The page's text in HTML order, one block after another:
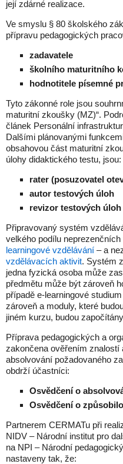
její zdárné realizace.
Ve smyslu § 80 školského
přípravu pedagogických
zadavatele
školního maturitního
hodnotitele písemné
Tyto zákonné role jsou
maturitní zkoušky (MZ)“.
článek Personální
Dalšími plánovanými
obsahovou část maturitní
úlohy didaktického testu, jsou:
rater (posuzovatel
autor testových úloh
revizor testových úloh
Připravovaný systém
velkého podílu
learningové vzdělávání – a
vzdělávacích aktivit. Systém
jedna fyzická osoba může
předmětu může být zároveň
případě e-learningové
zároveň a moduly, které
jiném kurzu, budou
Příprava pedagogických a
zakončena ověřením znalostí
absolvování požadovaného
obdrží účastníci:
Osvědčení o
Osvědčení o
Partnerem CERMATu při
NIDV – Národní institut pro
na NPI – Národní
nastaveny tak, že: